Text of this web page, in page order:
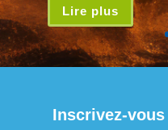
Lire plus
Inscrivez-